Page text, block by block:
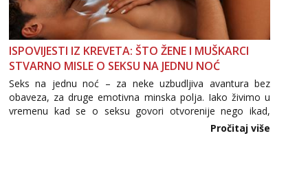
ISPOVIJESTI IZ KREVETA: ŠTO ŽENE I MUŠKARCI
STVARNO MISLE O SEKSU NA JEDNU NOĆ
Seks na jednu noć – za neke uzbudljiva avantura bez
obaveza, za druge emotivna minska polja. Iako živimo u
vremenu kad se o seksu govori otvorenije nego ikad,
tema „jedne noći strasti“ i dalje izaziva burne rasprave. Što
Pročitaj više